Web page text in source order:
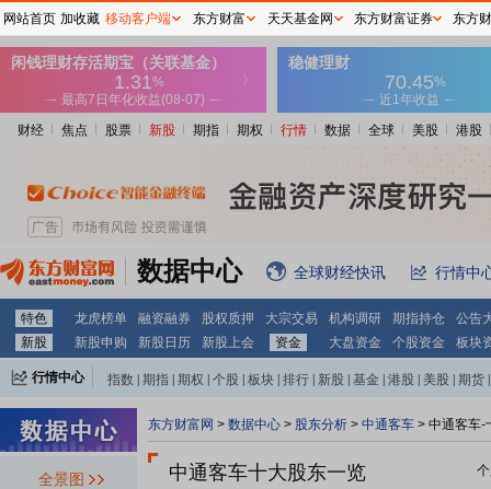
财经 焦点 股票 新股 期指 期权 行情 数据 全球 美股 港股
数据中心 全球财经快讯 行情中
特色 龙虎榜单 融资融券 股权质押 大宗交易 机构调研 期指持仓
公告
新股
新股申购 新股日历 新股上会 资金 大盘资金 个股资金 板块
行情中心 指数 期指 期权 个股 板块 排行 新股 基金 港股 美股 期货
全景图
东方财富网 > 数据中心 > 股东分析 > 中通客车 > 中通客车-
中通客车十大股东一览
网站首页 加收藏 移动客户端 东方财富 天天基金网 东方财富证券 东方